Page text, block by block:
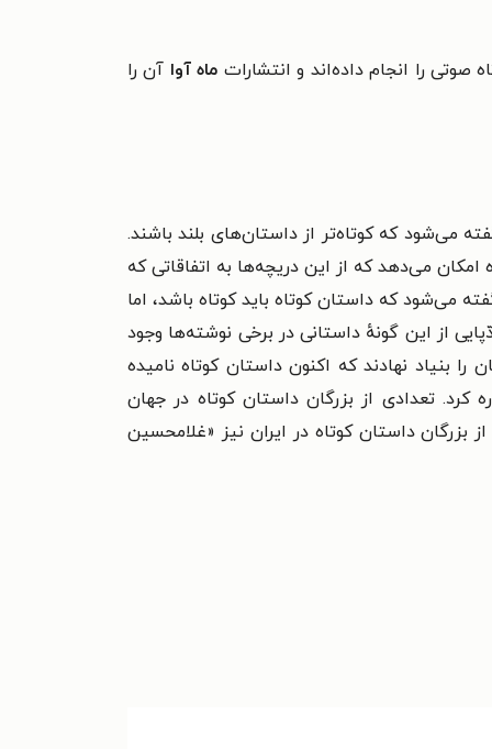
صوتی را انجام داده‌اند و انتشارات ماه آوا آن را
می‌شود که کوتاه‌تر از داستان‌های بلند باشند.
می‌دهد که از این دریچه‌ها به اتفاقاتی که
که داستان کوتاه باید کوتاه باشد، اما
از این گونهٔ داستانی در برخی نوشته‌ها وجود
بنیاد نهادند که اکنون داستان کوتاه نامیده
کرد. تعدادی از بزرگان داستان کوتاه در جهان
داستان کوتاه در ایران نیز «غلامحسین